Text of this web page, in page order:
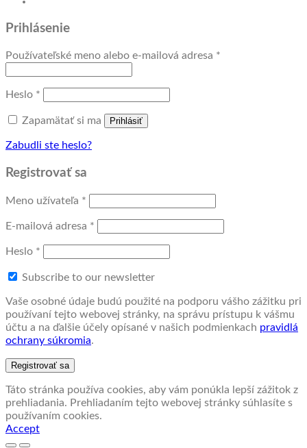
Prihlásenie
Používateľské meno alebo e-mailová adresa *
Heslo *
Zapamätať si ma Prihlásiť
Zabudli ste heslo?
Registrovať sa
Meno užívateľa *
E-mailová adresa *
Heslo *
Subscribe to our newsletter
Vaše osobné údaje budú použité na podporu vášho zážitku pri
používaní tejto webovej stránky, na správu prístupu k vášmu
účtu a na ďalšie účely opísané v našich podmienkach pravidlá
ochrany súkromia.
Registrovať sa
Táto stránka používa cookies, aby vám ponúkla lepší zážitok z
prehliadania. Prehliadaním tejto webovej stránky súhlasíte s
používaním cookies.
Accept